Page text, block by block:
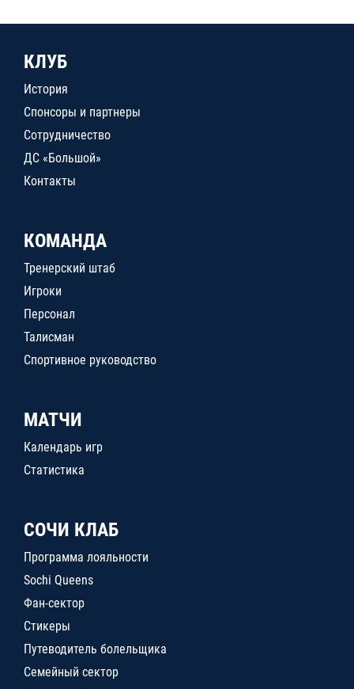
КЛУБ
История
Спонсоры и партнеры
Сотрудничество
ДС «Большой»
Контакты
КОМАНДА
Тренерский штаб
Игроки
Персонал
Талисман
Спортивное руководство
МАТЧИ
Календарь игр
Статистика
СОЧИ КЛАБ
Программа лояльности
Sochi Queens
Фан-сектор
Стикеры
Путеводитель болельщика
Семейный сектор